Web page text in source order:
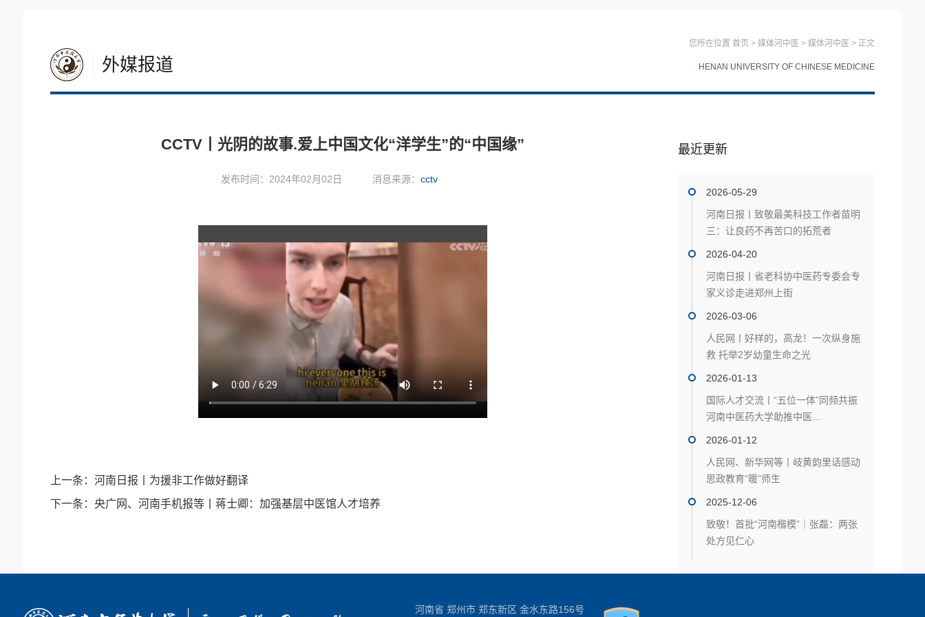
您所在位置 首页 > 媒体河中医 > 媒体河中医 > 正文
外媒报道 HENAN UNIVERSITY OF CHINESE MEDICINE
CCTV丨光阴的故事.爱上中国文化“洋学生”的“中国缘”
发布时间：2024年02月02日 消息来源： cctv
上一条： 河南日报丨为援非工作做好翻译
下一条： 央广网、河南手机报等丨蒋士卿：加强基层中医馆人才培养
最近更新
2026-05-29
河南日报丨致敬最美科技工作者苗明
三：让良药不再苦口的拓荒者
2026-04-20
河南日报丨省老科协中医药专委会专
家义诊走进郑州上街
2026-03-06
人民网丨好样的，高龙！一次纵身施
救 托举2岁幼童生命之光
2026-01-13
国际人才交流丨“五位一体”同频共振
河南中医药大学助推中医...
2026-01-12
人民网、新华网等丨岐黄韵里话感动
思政教育“暖”师生
2025-12-06
致敬！首批“河南楷模”｜张磊：两张
处方见仁心
河南省 郑州市 郑东新区 金水东路156号